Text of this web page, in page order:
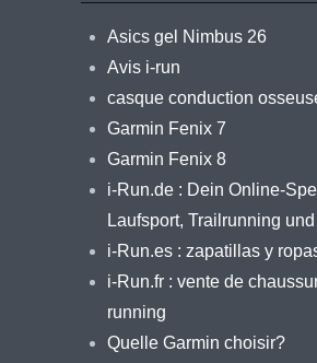
Asics gel Nimbus 26
Avis i-run
casque conduction
Garmin Fenix 7
Garmin Fenix 8
i-Run.de : Dein Online-
Laufsport, Trailrunning
i-Run.es : zapatillas y
i-Run.fr : vente de
running
Quelle Garmin choisir?